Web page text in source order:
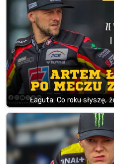
Łaguta: Co roku słyszę,